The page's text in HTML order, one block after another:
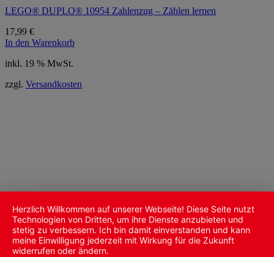
LEGO® DUPLO® 10954 Zahlenzug – Zählen lernen
17,99 €
In den Warenkorb
inkl. 19 % MwSt.
zzgl. Versandkosten
Herzlich Willkommen auf unserer Webseite! Diese Seite nutzt
Technologien von Dritten, um ihre Dienste anzubieten und
stetig zu verbessern. Ich bin damit einverstanden und kann
meine Einwilligung jederzeit mit Wirkung für die Zukunft
widerrufen oder ändern.